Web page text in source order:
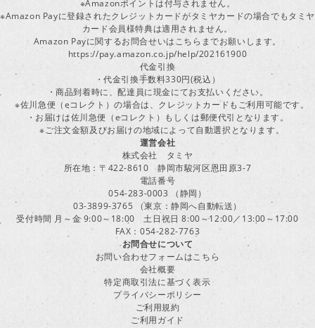
※Amazonポイントは付与されません。
※Amazon Payに登録されたクレジットカードがタミヤカードの場合でもタミヤ
カード会員様特典は適用されません。
Amazon Payに関するお問合せいはこちらまでお願いします。
https://pay.amazon.co.jp/help/202161900
代金引換
・代金引換手数料330円(税込）
・商品到着時に、配達員に現金にてお支払いください。
※佐川急便（eコレクト）の場合は、クレジットカードもご利用可能です。
・お届けは佐川急便（eコレクト）もしくは郵便代引となります。
※ご注文金額及びお届けの地域によって自動選択となります。
運営会社
株式会社 タミヤ
所在地：〒422-8610 静岡市駿河区恩田原3-7
電話番号
054-283-0003 （静岡）
03-3899-3765 （東京：静岡へ自動転送）
受付時間 月～金 9:00～18:00 土日祝日 8:00～12:00／13:00～17:00
FAX：054-282-7763
お問合せについて
お問い合わせフォームはこちら
会社概要
特定商取引法に基づく表示
プライバシーポリシー
ご利用規約
ご利用ガイド